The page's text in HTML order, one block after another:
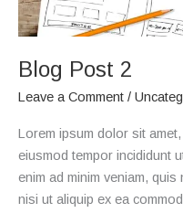
Blog Post 2
Leave a Comment /
Lorem ipsum dolor sit
eiusmod tempor incididunt
enim ad minim veniam,
nisi ut aliquip ex ea